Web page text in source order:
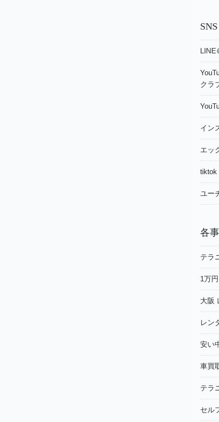
SNS
LINE
クラ
イン
エッ
tiktok
ユー
各
テラ
1万
大阪
レン
安い
車買
テラ
セル